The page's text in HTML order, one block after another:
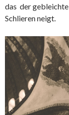
das der
Schlieren neigt.